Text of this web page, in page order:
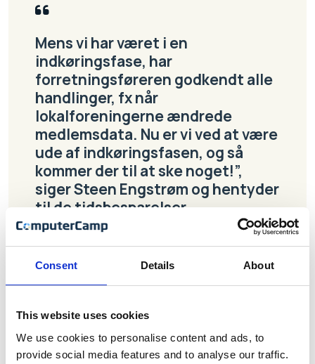
Consent Details About
This website uses cookies
We use cookies to personalise content and ads, to
provide social media features and to analyse our traffic.
Mens vi har været i en
indkøringsfase, har
forretningsføreren godkendt alle
handlinger, fx når
lokalforeningerne ændrede
medlemsdata. Nu er vi ved at være
ude af indkøringsfasen, og så
kommer der til at ske noget!”,
siger Steen Engstrøm og hentyder
til de tidsbesparelser,
Marineforeningen forventer af
det nye medlemssystem